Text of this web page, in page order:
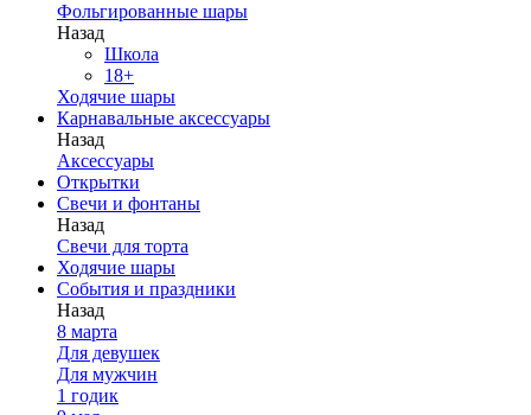
Фольгированные шары
Назад
Школа
18+
Ходячие шары
Карнавальные аксессуары
Назад
Аксессуары
Открытки
Свечи и фонтаны
Назад
Свечи для торта
Ходячие шары
События и праздники
Назад
8 марта
Для девушек
Для мужчин
1 годик